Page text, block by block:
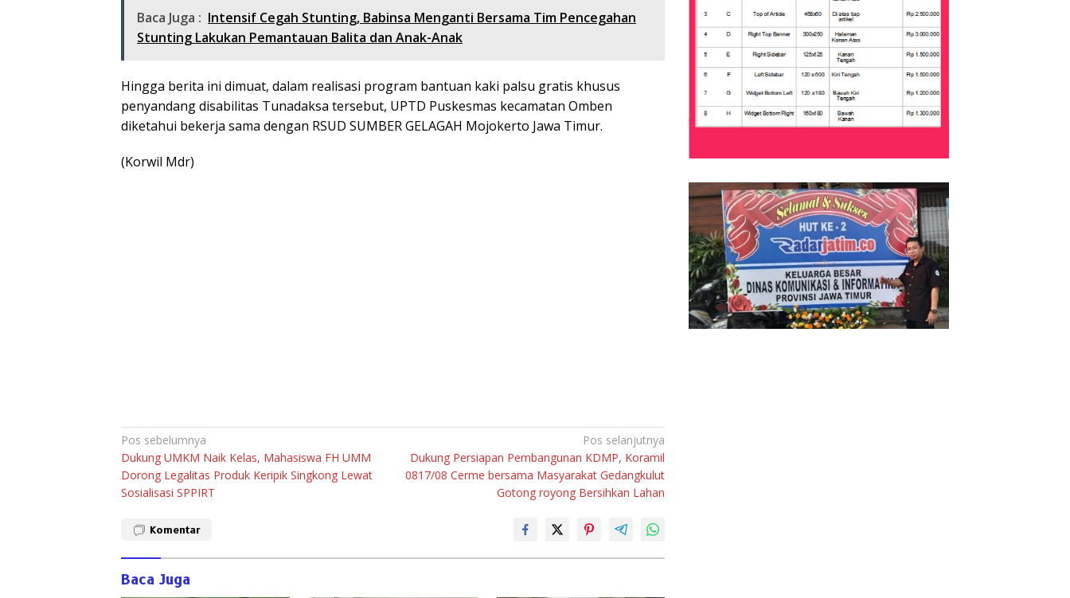
Baca Juga : Intensif Cegah Stunting, Babinsa Menganti Bersama Tim Pencegahan
Stunting Lakukan Pemantauan Balita dan Anak-Anak
Hingga berita ini dimuat, dalam realisasi program bantuan kaki palsu gratis khusus
penyandang disabilitas Tunadaksa tersebut, UPTD Puskesmas kecamatan Omben
diketahui bekerja sama dengan RSUD SUMBER GELAGAH Mojokerto Jawa Timur.
(Korwil Mdr)
Navigasi
pos
Pos sebelumnya
Dukung UMKM Naik Kelas, Mahasiswa FH UMM
Dorong Legalitas Produk Keripik Singkong Lewat
Sosialisasi SPPIRT
Pos selanjutnya
Dukung Persiapan Pembangunan KDMP, Koramil
0817/08 Cerme bersama Masyarakat Gedangkulut
Gotong royong Bersihkan Lahan
Komentar
Baca Juga